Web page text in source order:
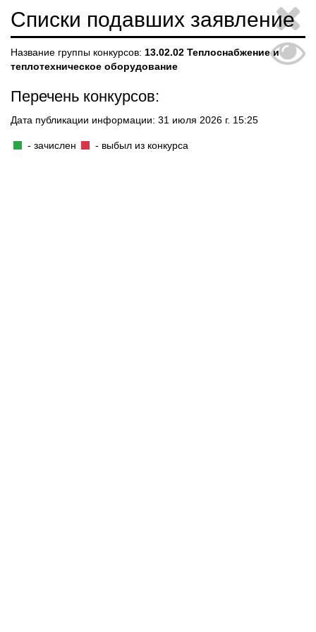
Списки подавших заявление
Название группы конкурсов: 13.02.02 Теплоснабжение и
теплотехническое оборудование
Перечень конкурсов:
Дата публикации информации: 31 июля 2026 г. 15:25
- зачислен - выбыл из конкурса